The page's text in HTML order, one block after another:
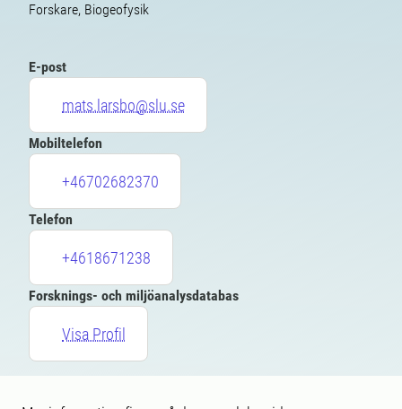
Forskare, Biogeofysik
E-post
mats.larsbo@slu.se
Mobiltelefon
+46702682370
Telefon
+4618671238
Forsknings- och miljöanalysdatabas
Visa Profil